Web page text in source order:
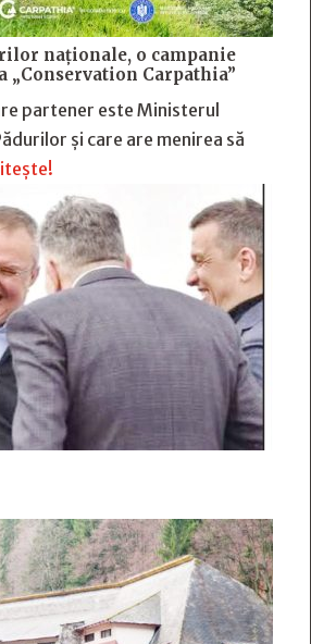
naționale, o campanie
„Conservation Carpathia”
partener este Ministerul
și care are menirea să